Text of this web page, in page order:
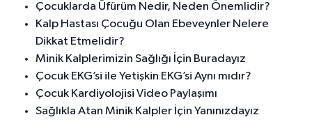
Çocuklarda Üfürüm Nedir, Neden Önemlidir?
Kalp Hastası Çocuğu Olan Ebeveynler Nelere
Dikkat Etmelidir?
Minik Kalplerimizin Sağlığı İçin Buradayız
Çocuk EKG’si ile Yetişkin EKG’si Aynı mıdır?
Çocuk Kardiyolojisi Video Paylaşımı
Sağlıkla Atan Minik Kalpler İçin Yanınızdayız